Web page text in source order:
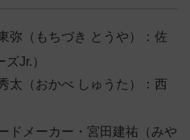
弥（もちづき とうや）：佐
Jr.）
太（おかべ しゅうた）：西
ドメーカー・宮田建祐（みや